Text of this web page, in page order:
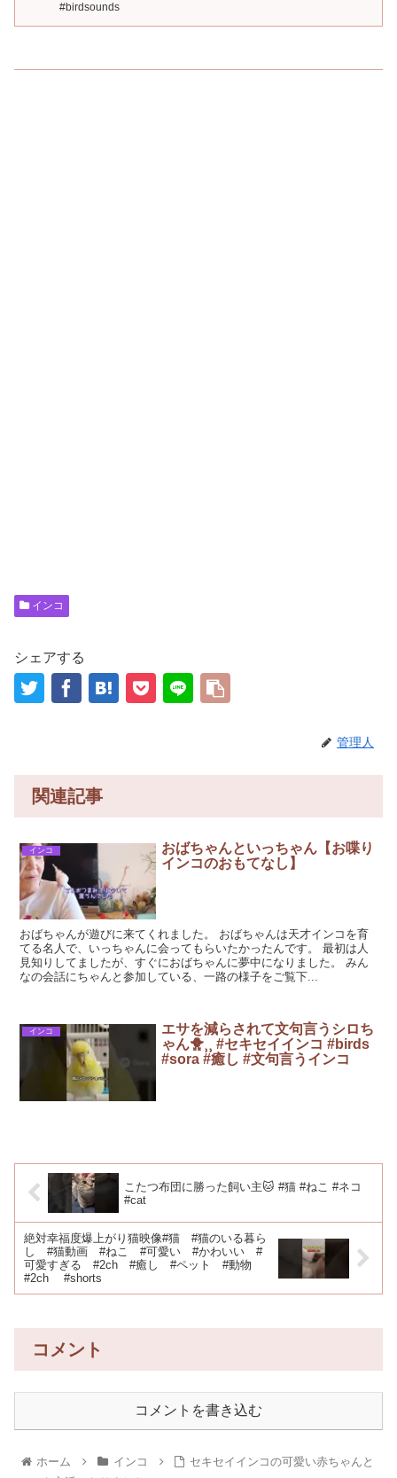
#birdsounds
インコ
シェアする
管理人
関連記事
インコ
おばちゃんといっちゃん【お喋り
インコのおもてなし】
おばちゃんが遊びに来てくれました。 おばちゃんは天才インコを育
てる名人で、いっちゃんに会ってもらいたかったんです。 最初は人
見知りしてましたが、すぐにおばちゃんに夢中になりました。 みん
なの会話にちゃんと参加している、一路の様子をご覧下...
インコ
エサを減らされて文句言うシロち
ゃん🐥⸒⸒ #セキセイインコ #birds
#sora #癒し #文句言うインコ
こたつ布団に勝った飼い主🐱 #猫 #ねこ #ネコ
#cat
絶対幸福度爆上がり猫映像#猫 #猫のいる暮ら
し #猫動画 #ねこ #可愛い #かわいい #
可愛すぎる #2ch #癒し #ペット #動物
#2ch #shorts
コメント
コメントを書き込む
ホーム インコ
セキセイインコの可愛い赤ちゃんと